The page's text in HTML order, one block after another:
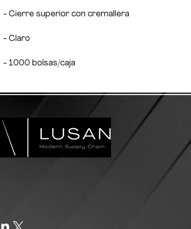
- Cierre superior con cremallera
- Claro
- 1000 bolsas/caja